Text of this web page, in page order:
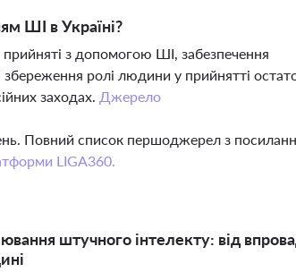
ШІ в Україні?
з допомогою ШІ, забезпечення
ролі людини у прийнятті
заходах. Джерело
Повний список першоджерел з
LIGA360.
штучного інтелекту: від